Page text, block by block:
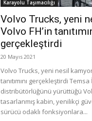
Karayolu Taşımacılığı
Volvo Trucks, yeni
Volvo FH’in
gerçekleştirdi
20 Mayıs 2021
Volvo Trucks, yeni nesil
tanıtımını gerçekleştirdi Temsa
distribütörlüğünü yürüttüğü
tasarlanmış kabin, yenilikçi
sürücü odaklı fonksiyonlara...